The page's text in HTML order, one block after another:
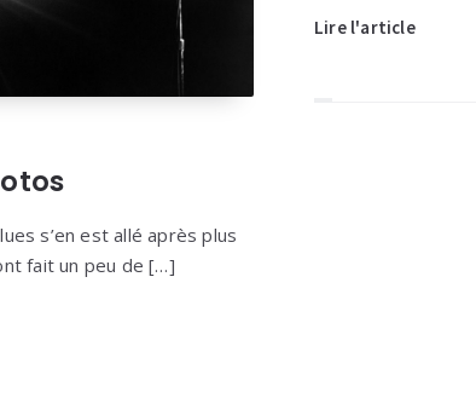
s’en est allé après plus
fait un peu de […]
Lire l'article